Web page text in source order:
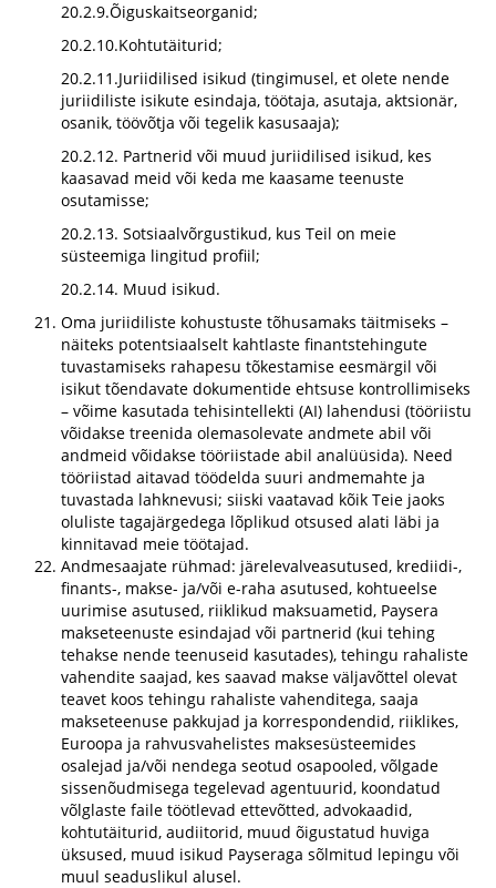
20.2.9.Õiguskaitseorganid;
20.2.10.Kohtutäiturid;
20.2.11.Juriidilised isikud (tingimusel, et olete nende
juriidiliste isikute esindaja, töötaja, asutaja, aktsionär,
osanik, töövõtja või tegelik kasusaaja);
20.2.12. Partnerid või muud juriidilised isikud, kes
kaasavad meid või keda me kaasame teenuste
osutamisse;
20.2.13. Sotsiaalvõrgustikud, kus Teil on meie
süsteemiga lingitud profiil;
20.2.14. Muud isikud.
Oma juriidiliste kohustuste tõhusamaks täitmiseks –
näiteks potentsiaalselt kahtlaste finantstehingute
tuvastamiseks rahapesu tõkestamise eesmärgil või
isikut tõendavate dokumentide ehtsuse kontrollimiseks
– võime kasutada tehisintellekti (AI) lahendusi (tööriistu
võidakse treenida olemasolevate andmete abil või
andmeid võidakse tööriistade abil analüüsida). Need
tööriistad aitavad töödelda suuri andmemahte ja
tuvastada lahknevusi; siiski vaatavad kõik Teie jaoks
oluliste tagajärgedega lõplikud otsused alati läbi ja
kinnitavad meie töötajad.
Andmesaajate rühmad: järelevalveasutused, krediidi-,
finants-, makse- ja/või e-raha asutused, kohtueelse
uurimise asutused, riiklikud maksuametid, Paysera
makseteenuste esindajad või partnerid (kui tehing
tehakse nende teenuseid kasutades), tehingu rahaliste
vahendite saajad, kes saavad makse väljavõttel olevat
teavet koos tehingu rahaliste vahenditega, saaja
makseteenuse pakkujad ja korrespondendid, riiklikes,
Euroopa ja rahvusvahelistes maksesüsteemides
osalejad ja/või nendega seotud osapooled, võlgade
sissenõudmisega tegelevad agentuurid, koondatud
võlglaste faile töötlevad ettevõtted, advokaadid,
kohtutäiturid, audiitorid, muud õigustatud huviga
üksused, muud isikud Payseraga sõlmitud lepingu või
muul seaduslikul alusel.